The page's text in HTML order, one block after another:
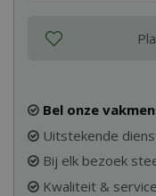
Bel onze
Uitstekende
Bij elk bezoek
Kwaliteit &